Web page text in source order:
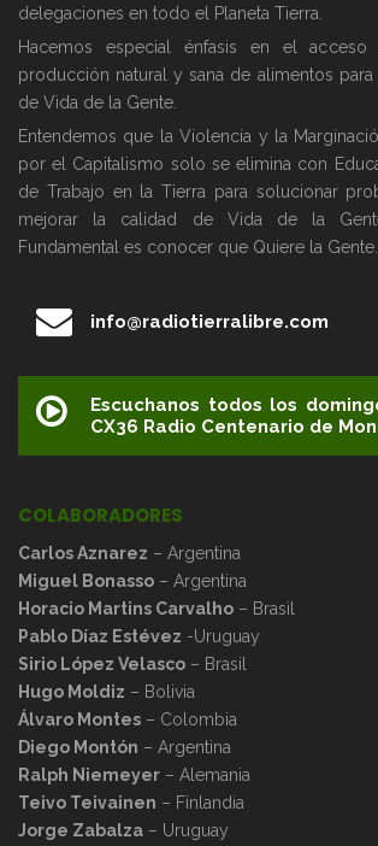
delegaciones en todo el Planeta Tierra.
Hacemos especial énfasis en el
producción natural y sana de alimentos
de Vida de la Gente.
Entendemos que la Violencia y la
por el Capitalismo solo se elimina con
de Trabajo en la Tierra para solucionar
mejorar la calidad de Vida de la
Fundamental es conocer que Quiere la
info@radiotierralibre.com
Escuchanos todos los
CX36 Radio Centenario de
COLABORADORES
Carlos Aznarez – Argentina
Miguel Bonasso – Argentina
Horacio Martins Carvalho – Brasil
Pablo Díaz Estévez -Uruguay
Sirio López Velasco – Brasil
Hugo Moldiz – Bolivia
Álvaro Montes – Colombia
Diego Montón – Argentina
Ralph Niemeyer – Alemania
Teivo Teivainen – Finlandia
Jorge Zabalza – Uruguay